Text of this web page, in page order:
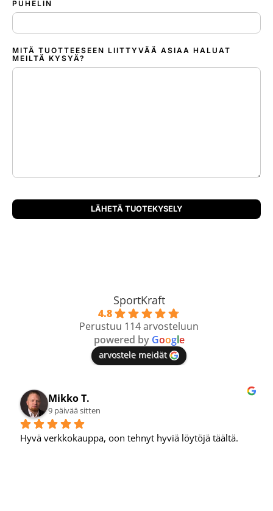
PUHELIN
MITÄ TUOTTEESEEN LIITTYVÄÄ ASIAA HALUAT
MEILTÄ KYSYÄ?
SportKraft
4.8
Perustuu 114 arvosteluun
powered by Google
arvostele meidät
Mikko T.
9 päivää sitten
Hyvä verkkokauppa, oon tehnyt hyviä löytöjä täältä.